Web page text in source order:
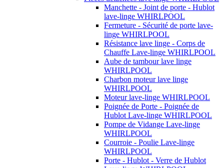
Manchette - Joint de porte - Hublot
lave-linge WHIRLPOOL
Fermeture - Sécurité de porte lave-
linge WHIRLPOOL
Résistance lave linge - Corps de
Chauffe Lave-linge WHIRLPOOL
Aube de tambour lave linge
WHIRLPOOL
Charbon moteur lave linge
WHIRLPOOL
Moteur lave-linge WHIRLPOOL
Poignée de Porte - Poignée de
Hublot Lave-linge WHIRLPOOL
Pompe de Vidange Lave-linge
WHIRLPOOL
Courroie - Poulie Lave-linge
WHIRLPOOL
Porte - Hublot - Verre de Hublot